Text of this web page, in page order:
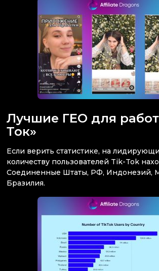
Лучшие ГЕО для
Ток»
Если верить статистике, на
количеству пользователей Tik-Tok
Соединенные Штаты, РФ, Индонезий,
Бразилия.